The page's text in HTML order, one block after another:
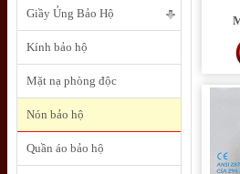
Giầy Ủng Bảo Hộ
Kính bảo hộ
Mặt nạ phòng độc
Nón bảo hộ
Quần áo bảo hộ